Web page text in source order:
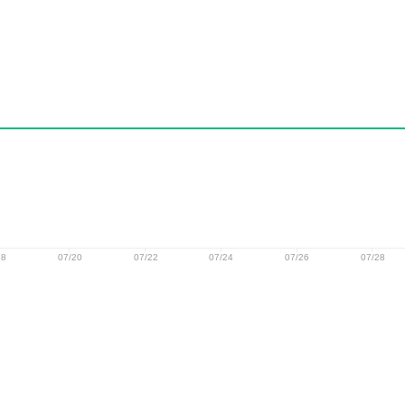
07/20 07/22 07/24 07/26 07/28